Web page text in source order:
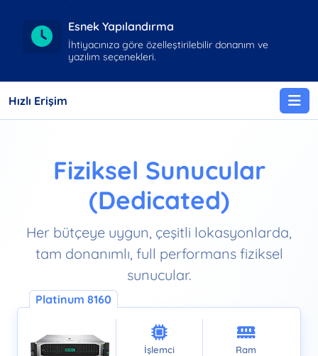
Esnek Yapılandırma
İhtiyacınıza göre özelleştirilebilir donanım ve
yazılım seçenekleri.
Hızlı Erişim
Fiziksel Sunucular
(Dedicated)
Her bütçeye uygun, çeşitli lokasyonlarda,
tam donanımlı, full performans fiziksel
sunucular.
Platinum 8160
İşlemci Ram